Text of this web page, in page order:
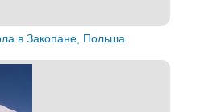
в Закопане, Польша